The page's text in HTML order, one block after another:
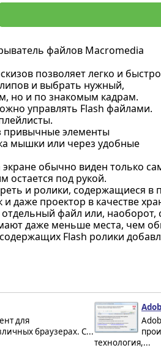
файлов Macromedia
позволяет легко и быстро
и выбрать нужный,
но и по знакомым кадрам.
управлять Flash файлами.
привычные элементы
мышки или через удобные
обычно виден только
остается под рукой.
и ролики, содержащиеся в
даже проектор в качестве
файл или, наоборот,
даже меньше места, чем
Flash ролики
для
браузерах. С...
технология,...